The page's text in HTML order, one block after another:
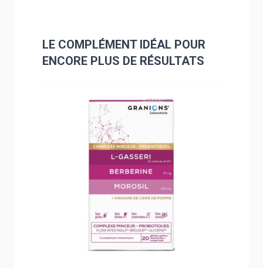
LE COMPLÉMENT IDÉAL POUR
ENCORE PLUS DE RÉSULTATS